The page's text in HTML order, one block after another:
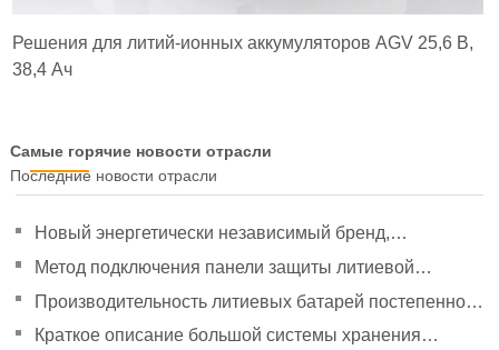
Решения для литий-ионных аккумуляторов AGV 25,6 В,
38,4 Ач
Самые горячие новости отрасли
Последние новости отрасли
Новый энергетически независимый бренд,
направленный на политическое руководство, чтобы
удвоить свое давление
Метод подключения панели защиты литиевой
батареи
Производительность литиевых батарей постепенно
улучшилась.
Краткое описание большой системы хранения